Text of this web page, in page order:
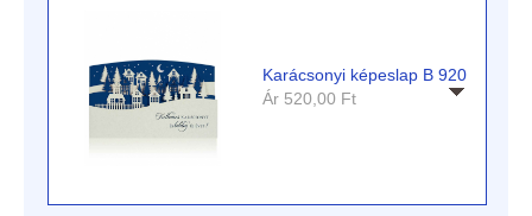
Karácsonyi képeslap B 920
Ár 520,00 Ft